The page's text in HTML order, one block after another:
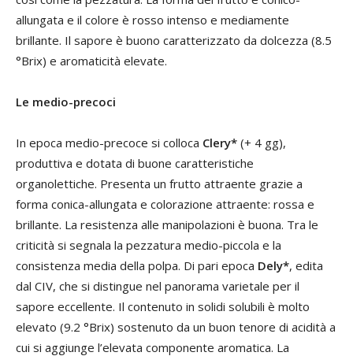
allungata e il colore è rosso intenso e mediamente
brillante. Il sapore è buono caratterizzato da dolcezza (8.5
°Brix) e aromaticità elevate.
Le medio-precoci
In epoca medio-precoce si colloca Clery* (+ 4 gg),
produttiva e dotata di buone caratteristiche
organolettiche. Presenta un frutto attraente grazie a
forma conica-allungata e colorazione attraente: rossa e
brillante. La resistenza alle manipolazioni è buona. Tra le
criticità si segnala la pezzatura medio-piccola e la
consistenza media della polpa. Di pari epoca Dely*, edita
dal CIV, che si distingue nel panorama varietale per il
sapore eccellente. Il contenuto in solidi solubili è molto
elevato (9.2 °Brix) sostenuto da un buon tenore di acidità a
cui si aggiunge l’elevata componente aromatica. La